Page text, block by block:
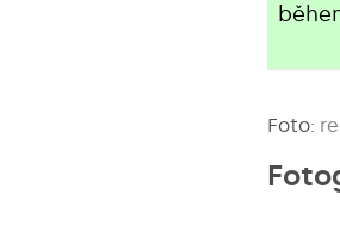
Foto: